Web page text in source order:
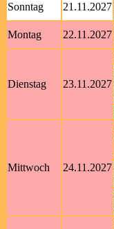
Sonntag
21.11.2027
Montag
22.11.2027
Dienstag 23.11.2027
Mittwoch 24.11.2027